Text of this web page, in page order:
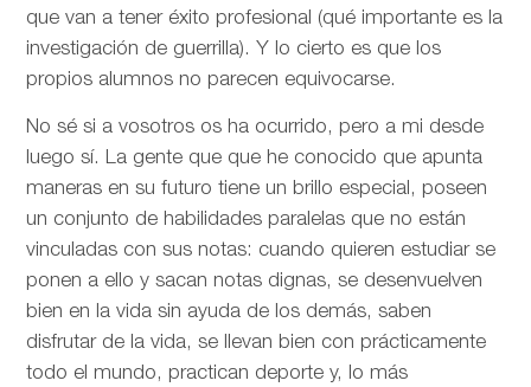
que van a tener éxito profesional (qué importante es la
investigación de guerrilla). Y lo cierto es que los
propios alumnos no parecen equivocarse.
No sé si a vosotros os ha ocurrido, pero a mi desde
luego sí. La gente que que he conocido que apunta
maneras en su futuro tiene un brillo especial, poseen
un conjunto de habilidades paralelas que no están
vinculadas con sus notas: cuando quieren estudiar se
ponen a ello y sacan notas dignas, se desenvuelven
bien en la vida sin ayuda de los demás, saben
disfrutar de la vida, se llevan bien con prácticamente
todo el mundo, practican deporte y, lo más